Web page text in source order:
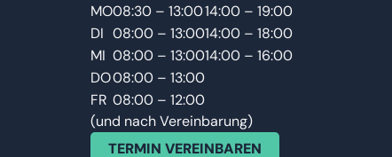
MO
DI
MI
DO
FR
08:30 – 13:00
08:00 – 13:00
08:00 – 13:00
08:00 – 13:00
08:00 – 12:00
14:00 – 19:00
14:00 – 18:00
14:00 – 16:00
(und nach Vereinbarung)
TERMIN VEREINBAREN